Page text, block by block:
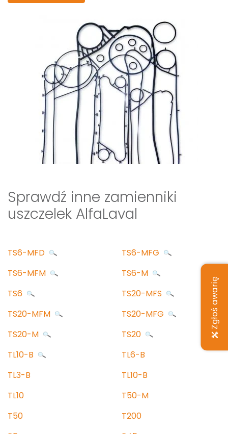
Sprawdź inne zamienniki
uszczelek AlfaLaval
TS6-MFD
TS6-MFG
TS6-MFM
TS6-M
TS6
TS20-MFS
TS20-MFM
TS20-MFG
TS20-M
TS20
TL10-B
TL6-B
TL3-B
TL10-B
TL10
T50-M
T50
T200
Zgłoś awarię